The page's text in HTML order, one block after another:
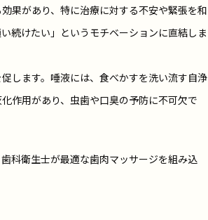
果があり、特に治療に対する不安や緊張を和
続けたい」というモチベーションに直結しま
します。唾液には、食べかすを洗い流す自浄
作用があり、虫歯や口臭の予防に不可欠で
科衛生士が最適な歯肉マッサージを組み込